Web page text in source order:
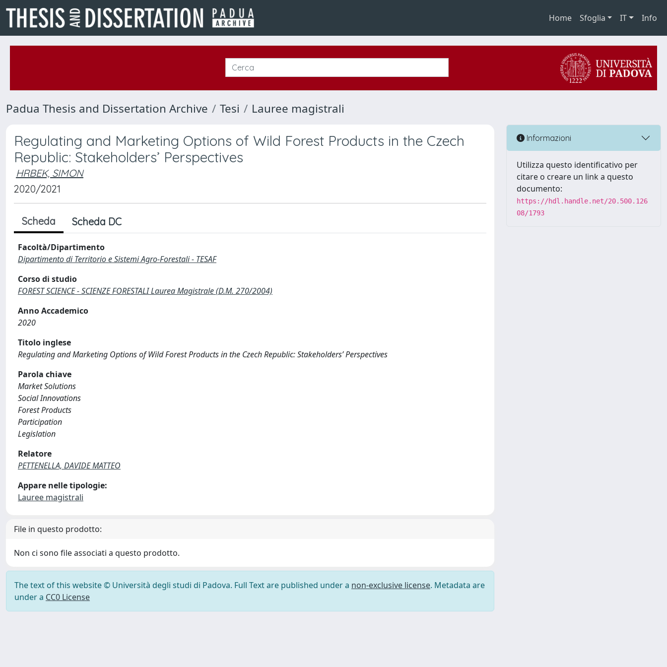
Home Sfoglia IT Info
Padua Thesis and Dissertation Archive Tesi Lauree magistrali
Regulating and Marketing Options of Wild Forest Products in the Czech
Republic: Stakeholders’ Perspectives
HRBEK, SIMON
2020/2021
Scheda Scheda DC
Facoltà/Dipartimento
Dipartimento di Territorio e Sistemi Agro-Forestali - TESAF
Corso di studio
FOREST SCIENCE - SCIENZE FORESTALI Laurea Magistrale (D.M. 270/2004)
Anno Accademico
2020
Titolo inglese
Regulating and Marketing Options of Wild Forest Products in the Czech Republic: Stakeholders’ Perspectives
Parola chiave
Market Solutions
Social Innovations
Forest Products
Participation
Legislation
Relatore
PETTENELLA, DAVIDE MATTEO
Appare nelle tipologie:
Lauree magistrali
File in questo prodotto:
Non ci sono file associati a questo prodotto.
The text of this website © Università degli studi di Padova. Full Text are published under a non-exclusive license. Metadata are
under a CC0 License
Informazioni
Utilizza questo identificativo per
citare o creare un link a questo
documento:
https://hdl.handle.net/20.500.126
08/1793